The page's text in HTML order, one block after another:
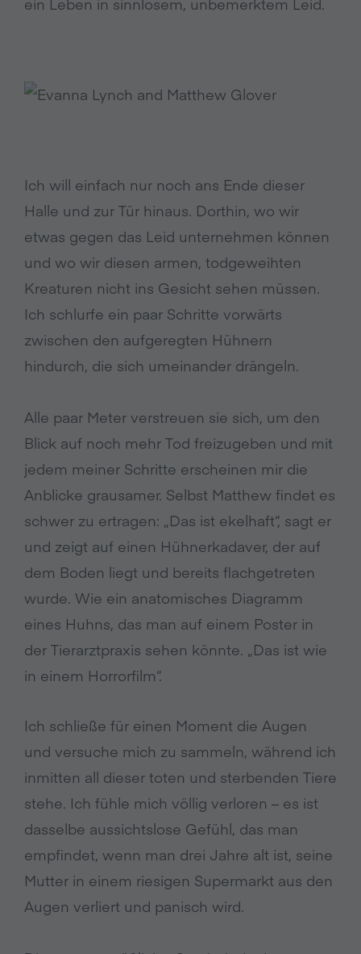
Ich will einfach nur noch ans Ende dieser
Halle und zur Tür hinaus. Dorthin, wo wir
etwas gegen das Leid unternehmen können
und wo wir diesen armen, todgeweihten
Kreaturen nicht ins Gesicht sehen müssen.
Ich schlurfe ein paar Schritte vorwärts
zwischen den aufgeregten Hühnern
hindurch, die sich umeinander drängeln.
Alle paar Meter verstreuen sie sich, um den
Blick auf noch mehr Tod freizugeben und mit
jedem meiner Schritte erscheinen mir die
Anblicke grausamer. Selbst Matthew findet es
schwer zu ertragen: „Das ist ekelhaft“, sagt er
und zeigt auf einen Hühnerkadaver, der auf
dem Boden liegt und bereits flachgetreten
wurde. Wie ein anatomisches Diagramm
eines Huhns, das man auf einem Poster in
der Tierarztpraxis sehen könnte. „Das ist wie
in einem Horrorfilm“.
Ich schließe für einen Moment die Augen
und versuche mich zu sammeln, während ich
inmitten all dieser toten und sterbenden Tiere
stehe. Ich fühle mich völlig verloren – es ist
dasselbe aussichtslose Gefühl, das man
empfindet, wenn man drei Jahre alt ist, seine
Mutter in einem riesigen Supermarkt aus den
Augen verliert und panisch wird.